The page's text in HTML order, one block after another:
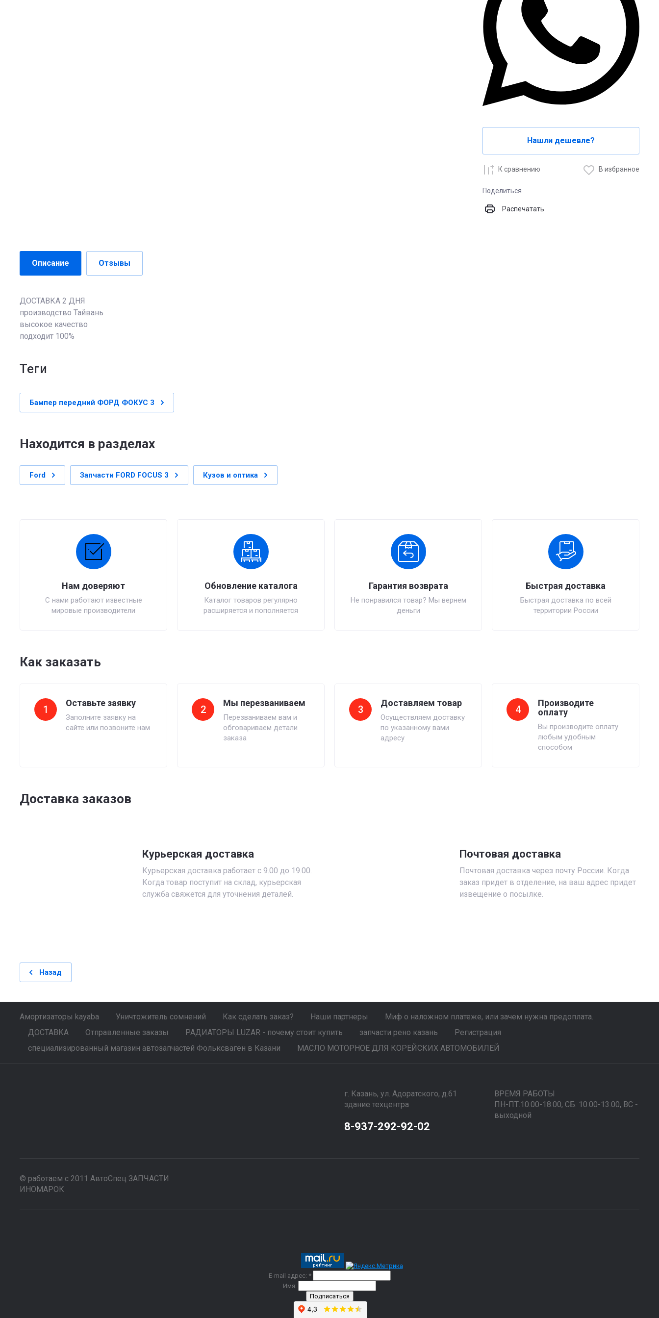
Нашли дешевле?
К сравнению В избранное
Поделиться
Распечатать
Описание Отзывы
ДОСТАВКА 2 ДНЯ
производство Тайвань
высокое качество
подходит 100%
теги
Бампер передний ФОРД ФОКУС 3
Находится в разделах
Ford Запчасти FORD FOCUS 3 Кузов и оптика
Нам доверяют
С нами работают известные
мировые производители
Обновление каталога
Каталог товаров регулярно
расширяется и пополняется
Гарантия возврата
Не понравился товар? Мы вернем
деньги
Быстрая доставка
Быстрая доставка по всей
территории России
Как заказать
1
Оставьте заявку
Заполните заявку на
сайте или позвоните нам
2
Мы перезваниваем
Перезваниваем вам и
обговариваем детали
заказа
3
Доставляем товар
Осуществляем доставку
по указанному вами
адресу
4
Производите
оплату
Вы производите оплату
любым удобным
способом
Доставка заказов
Курьерская доставка
Курьерская доставка работает с 9.00 до 19.00.
Когда товар поступит на склад, курьерская
служба свяжется для уточнения деталей.
Почтовая доставка
Почтовая доставка через почту России. Когда
заказ придет в отделение, на ваш адрес придет
извещение о посылке.
Назад
Амортизаторы kayaba Уничтожитель сомнений Как сделать заказ? Наши партнеры
Миф о наложном платеже, или зачем нужна предоплата.
ДОСТАВКА
Отправленные заказы РАДИАТОРЫ LUZAR - почему стоит купить запчасти рено казань
Регистрация
специализированный магазин автозапчастей Фольксваген в Казани
МАСЛО МОТОРНОЕ ДЛЯ КОРЕЙСКИХ АВТОМОБИЛЕЙ
г. Казань, ул. Адоратского, д.61
здание техцентра
8-937-292-92-02
ВРЕМЯ РАБОТЫ
ПН-ПТ.10.00-18.00, СБ. 10.00-13.00, ВС -
выходной
© работаем с 2011 АвтоСпец ЗАПЧАСТИ
ИНОМАРОК
E-mail адрес: *
Имя: